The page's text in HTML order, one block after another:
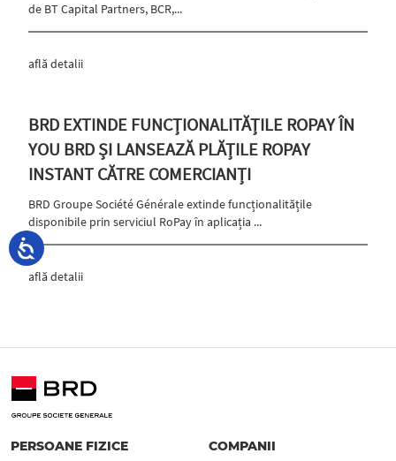
de BT Capital Partners, BCR,...
află detalii
BRD EXTINDE FUNCȚIONALITĂȚILE ROPAY ÎN
YOU BRD ȘI LANSEAZĂ PLĂȚILE ROPAY
INSTANT CĂTRE COMERCIANȚI
BRD Groupe Société Générale extinde funcționalitățile
disponibile prin serviciul RoPay în aplicația ...
află detalii
PERSOANE FIZICE COMPANII